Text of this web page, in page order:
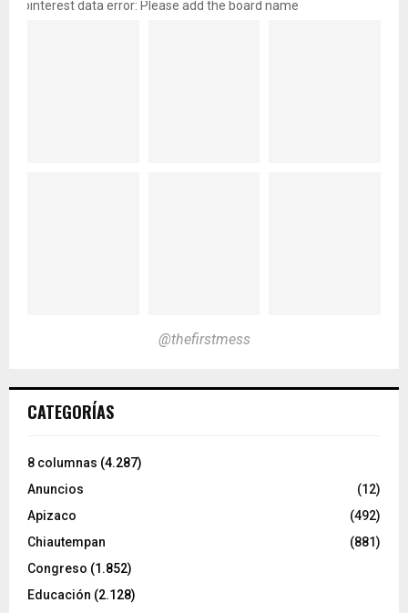
pinterest data error: Please add the board name
@thefirstmess
CATEGORÍAS
8 columnas (4.287)
Anuncios
(12)
Apizaco
(492)
Chiautempan
(881)
Congreso (1.852)
Educación (2.128)